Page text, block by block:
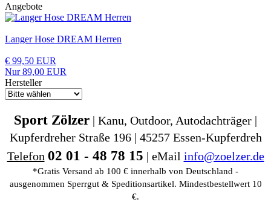
Angebote
Langer Hose DREAM Herren
€ 99,50 EUR
Nur 89,00 EUR
Hersteller
Sport Zölzer | Kanu, Outdoor, Autodachträger |
Kupferdreher Straße 196 | 45257 Essen-Kupferdreh
Telefon 02 01 - 48 78 15 | eMail info@zoelzer.de
*Gratis Versand ab 100 € innerhalb von Deutschland -
ausgenommen Sperrgut & Speditionsartikel. Mindestbestellwert 10
€.